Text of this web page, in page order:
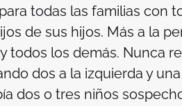
todas las familias con
de sus hijos. Más a la
todos los demás. Nunca
dos a la izquierda y
dos o tres niños